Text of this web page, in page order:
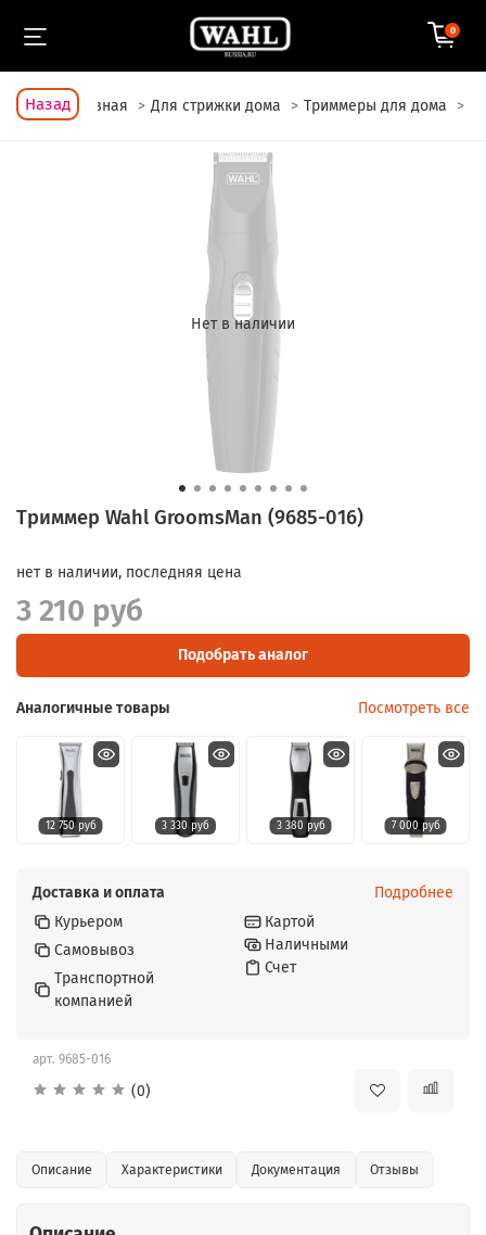
0
НазадГлавная Для стрижки дома Триммеры для дома
Нет в наличии
арт. 9685-016
(0)
Триммер Wahl GroomsMan (9685-016)
нет в наличии, последняя цена
3 210 руб
Подобрать аналог
Аналогичные товары Посмотреть все
12 750 руб 3 330 руб 3 380 руб 7 000 руб
Доставка и оплата
Подробнее
Курьером
Самовывоз
Транспортной
компанией
Картой
Наличными
Счет
Описание Характеристики Документация Отзывы